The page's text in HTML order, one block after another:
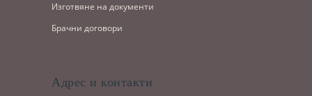
Изготвяне на документи
Брачни договори
Адрес и контакти